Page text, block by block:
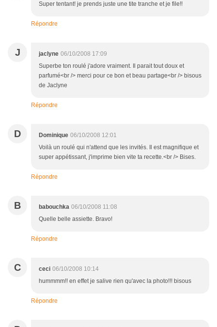
Super tentant! je prends juste une tite tranche et je file!!
Répondre
J jaclyne 06/10/2008 17:09
Superbe ton roulé j'adore vraiment. Il parait tout doux et
parfumé<br /> merci pour ce bon et beau partage<br /> bisous
de Jaclyne
Répondre
D Dominique 06/10/2008 12:01
Voilà un roulé qui n'attend que les invités. Il est magnifique et
super appétissant, j'imprime bien vite ta recette.<br /> Bises.
Répondre
B babouchka 06/10/2008 11:08
Quelle belle assiette. Bravo!
Répondre
C ceci 06/10/2008 10:14
hummmm!! en effet je salive rien qu'avec la photo!!! bisous
Répondre